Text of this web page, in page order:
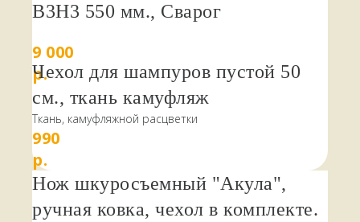
В3Н3 550 мм., Сварог
9 000
р.
Чехол для шампуров пустой 50
см., ткань камуфляж
Ткань, камуфляжной расцветки
990
р.
Нож шкуросъемный "Акула",
ручная ковка, чехол в комплекте.